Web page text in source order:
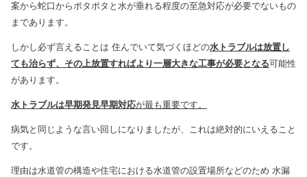
案から蛇口からポタポタと水が垂れる程度の至急対応が必要でないもの
まであります。
しかし必ず言えることは 住んでいて気づくほどの水トラブルは放置し
ても治らず、その上放置すればより一層大きな工事が必要となる可能性
があります。
水トラブルは早期発見早期対応が最も重要です。
病気と同じような言い回しになりましたが、これは絶対的にいえること
です。
理由は水道管の構造や住宅における水道管の設置場所などのため 水漏